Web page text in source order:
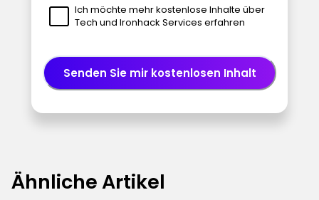
Ich möchte mehr kostenlose Inhalte über
Tech und Ironhack Services erfahren
Senden Sie mir kostenlosen Inhalt
Ähnliche Artikel